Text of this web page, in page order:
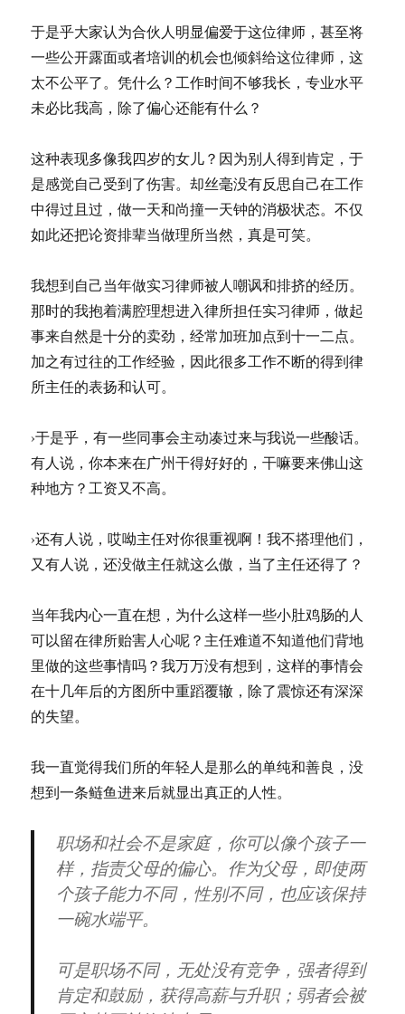
于是乎大家认为合伙人明显偏爱于这位律师，甚至将
一些公开露面或者培训的机会也倾斜给这位律师，这
太不公平了。凭什么？工作时间不够我长，专业水平
未必比我高，除了偏心还能有什么？
这种表现多像我四岁的女儿？因为别人得到肯定，于
是感觉自己受到了伤害。却丝毫没有反思自己在工作
中得过且过，做一天和尚撞一天钟的消极状态。不仅
如此还把论资排辈当做理所当然，真是可笑。
我想到自己当年做实习律师被人嘲讽和排挤的经历。
那时的我抱着满腔理想进入律所担任实习律师，做起
事来自然是十分的卖劲，经常加班加点到十一二点。
加之有过往的工作经验，因此很多工作不断的得到律
所主任的表扬和认可。
›于是乎，有一些同事会主动凑过来与我说一些酸话。
有人说，你本来在广州干得好好的，干嘛要来佛山这
种地方？工资又不高。
›还有人说，哎呦主任对你很重视啊！我不搭理他们，
又有人说，还没做主任就这么傲，当了主任还得了？
当年我内心一直在想，为什么这样一些小肚鸡肠的人
可以留在律所贻害人心呢？主任难道不知道他们背地
里做的这些事情吗？我万万没有想到，这样的事情会
在十几年后的方图所中重蹈覆辙，除了震惊还有深深
的失望。
我一直觉得我们所的年轻人是那么的单纯和善良，没
想到一条鲢鱼进来后就显出真正的人性。
职场和社会不是家庭，你可以像个孩子一
样，指责父母的偏心。作为父母，即使两
个孩子能力不同，性别不同，也应该保持
一碗水端平。
可是职场不同，无处没有竞争，强者得到
肯定和鼓励，获得高薪与升职；弱者会被